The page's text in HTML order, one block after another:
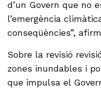
d’un Govern que no
l’emergència
conseqüències”,
Sobre la revisió
zones inundables i
que impulsa el